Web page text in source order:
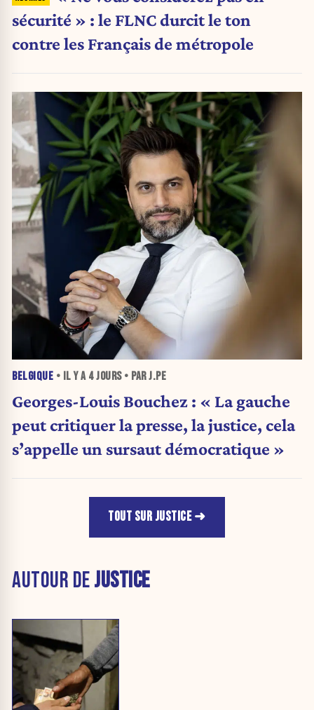
sécurité » : le FLNC durcit le ton
contre les Français de métropole
BELGIQUE • IL Y A 4 JOURS• PAR J.PE
Georges-Louis Bouchez : « La gauche
peut critiquer la presse, la justice, cela
s’appelle un sursaut démocratique »
TOUT SUR JUSTICE
AUTOUR DEJUSTICE